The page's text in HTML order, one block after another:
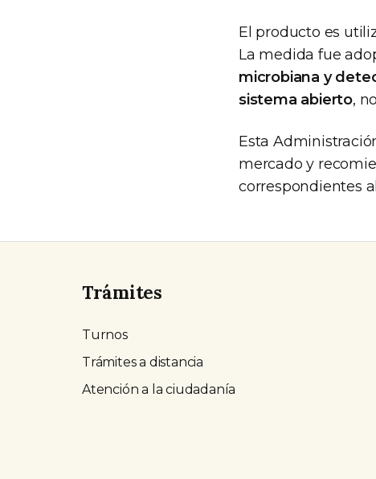
El producto es
La medida fue
microbiana y
sistema abierto,
Esta
mercado y
correspondientes
Trámites
Turnos
Trámites a distancia
Atención a la ciudadanía